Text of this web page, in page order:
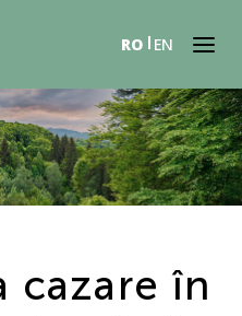
RO EN
cazare în